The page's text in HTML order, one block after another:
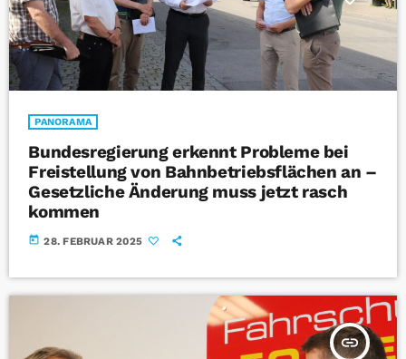
PANORAMA
Bundesregierung erkennt Probleme bei
Freistellung von Bahnbetriebsflächen an –
Gesetzliche Änderung muss jetzt rasch
kommen
today 28. FEBRUAR 2025
insert_link